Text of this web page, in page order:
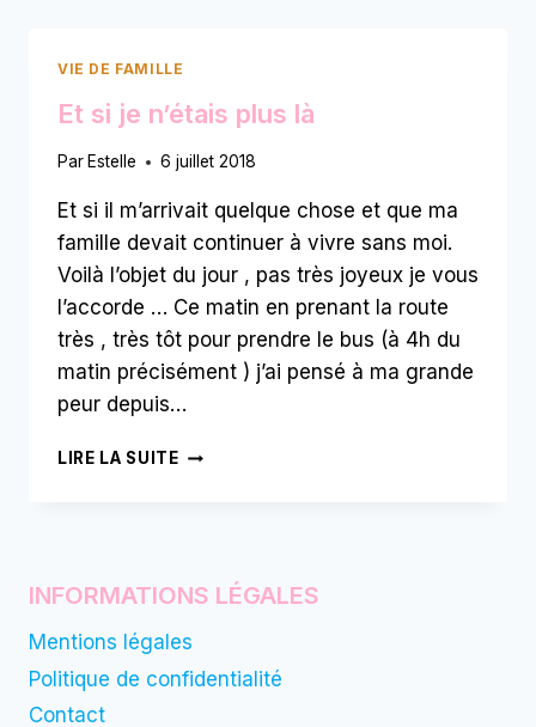
VIE DE FAMILLE
Et si je n’étais plus là
Par Estelle 6 juillet 2018
Et si il m’arrivait quelque chose et que ma
famille devait continuer à vivre sans moi.
Voilà l’objet du jour , pas très joyeux je vous
l’accorde … Ce matin en prenant la route
très , très tôt pour prendre le bus (à 4h du
matin précisément ) j’ai pensé à ma grande
peur depuis…
LIRE LA SUITEET
INFORMATIONS LÉGALES
Mentions légales
Politique de confidentialité
Contact